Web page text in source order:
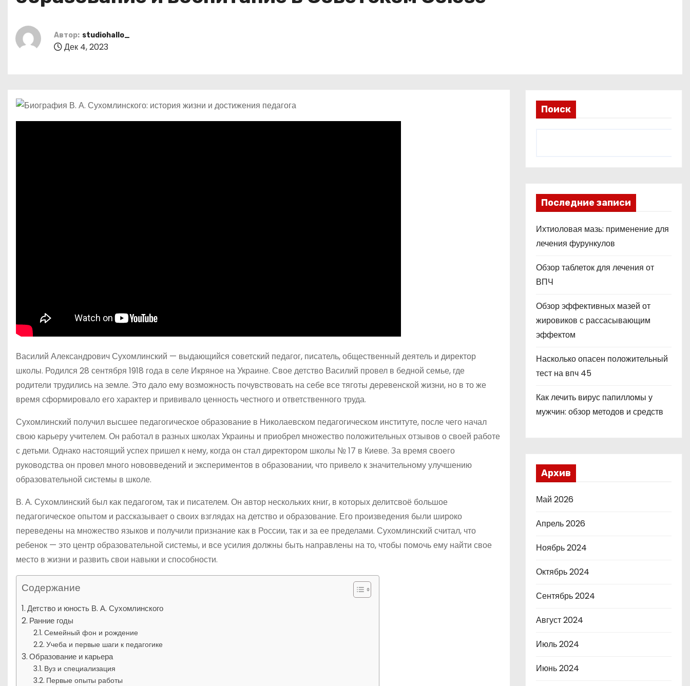
Автор: studiohallo_
Дек 4, 2023
Василий Александрович Сухомлинский — выдающийся советский педагог, писатель, общественный деятель и директор
школы. Родился 28 сентября 1918 года в селе Икряное на Украине. Свое детство Василий провел в бедной семье, где
родители трудились на земле. Это дало ему возможность почувствовать на себе все тяготы деревенской жизни, но в то же
время сформировало его характер и прививало ценность честного и ответственного труда.
Сухомлинский получил высшее педагогическое образование в Николаевском педагогическом институте, после чего начал
свою карьеру учителем. Он работал в разных школах Украины и приобрел множество положительных отзывов о своей работе
с детьми. Однако настоящий успех пришел к нему, когда он стал директором школы № 17 в Киеве. За время своего
руководства он провел много нововведений и экспериментов в образовании, что привело к значительному улучшению
образовательной системы в школе.
В. А. Сухомлинский был как педагогом, так и писателем. Он автор нескольких книг, в которых делитсвоё большое
педагогическое опытом и рассказывает о своих взглядах на детство и образование. Его произведения были широко
переведены на множество языков и получили признание как в России, так и за ее пределами. Сухомлинский считал, что
ребенок — это центр образовательной системы, и все усилия должны быть направлены на то, чтобы помочь ему найти свое
место в жизни и развить свои навыки и способности.
Содержание
Детство и юность В. А. Сухомлинского
Ранние годы
Семейный фон и рождение
Учеба и первые шаги к педагогике
Образование и карьера
Вуз и специализация
Первые опыты работы
Поиск
Последние записи
Ихтиоловая мазь: применение для
лечения фурункулов
Обзор таблеток для лечения от
ВПЧ
Обзор эффективных мазей от
жировиков с рассасывающим
эффектом
Насколько опасен положительный
тест на впч 45
Как лечить вирус папилломы у
мужчин: обзор методов и средств
Архив
Май 2026
Апрель 2026
Ноябрь 2024
Октябрь 2024
Сентябрь 2024
Август 2024
Июль 2024
Июнь 2024